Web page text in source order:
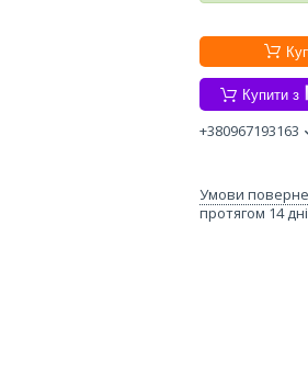
Купити з
+380967193163
протягом 14